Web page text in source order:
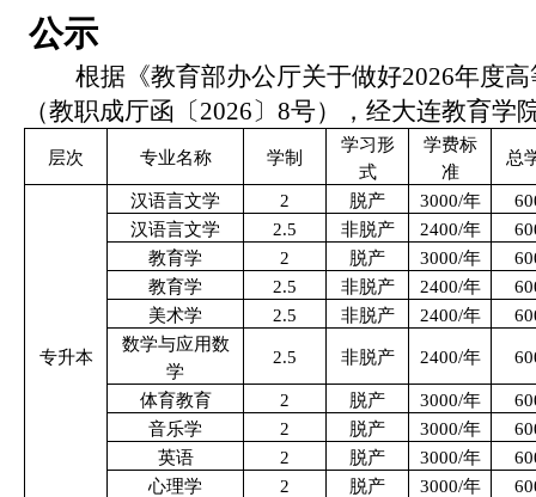
公示
根据《教育部办公厅关于做好2026年度
（教职成厅函〔2026〕 8号），经大连教育学
层次 专业名称 学制
学习形
式
学费标
准
总
专升本
汉语言文学 2 脱产 3000/年
汉语言文学
2.5 非脱产 2400/年
教育学
2 脱产 3000/年
教育学
2.5 非脱产 2400/年
美术学
2.5 非脱产 2400/年
数学与应用数
学
2.5 非脱产 2400/年
体育教育 2 脱产 3000/年
音乐学
2 脱产 3000/年
英语
2 脱产 3000/年
心理学
2 脱产 3000/年